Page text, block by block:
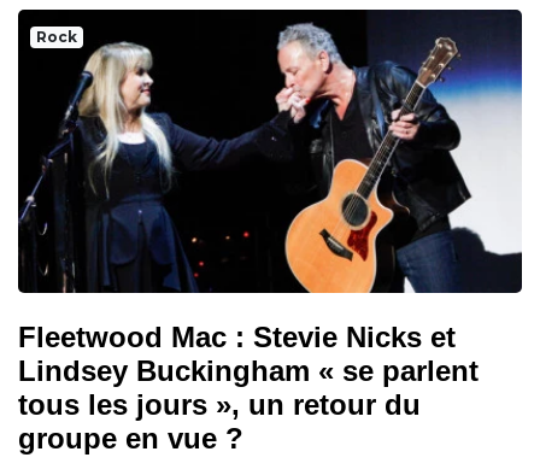
Rock
Fleetwood Mac : Stevie Nicks et
Lindsey Buckingham « se parlent
tous les jours », un retour du
groupe en vue ?